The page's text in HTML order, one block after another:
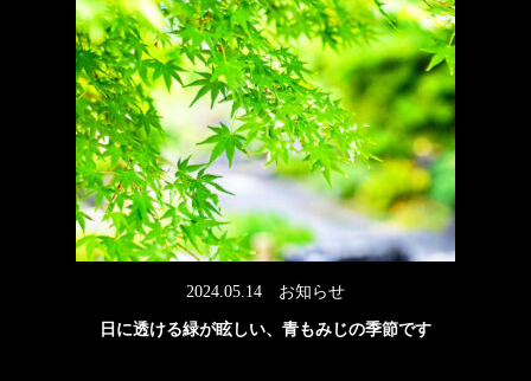
2024.05.14 お知らせ
日に透ける緑が眩しい、青もみじの季節です